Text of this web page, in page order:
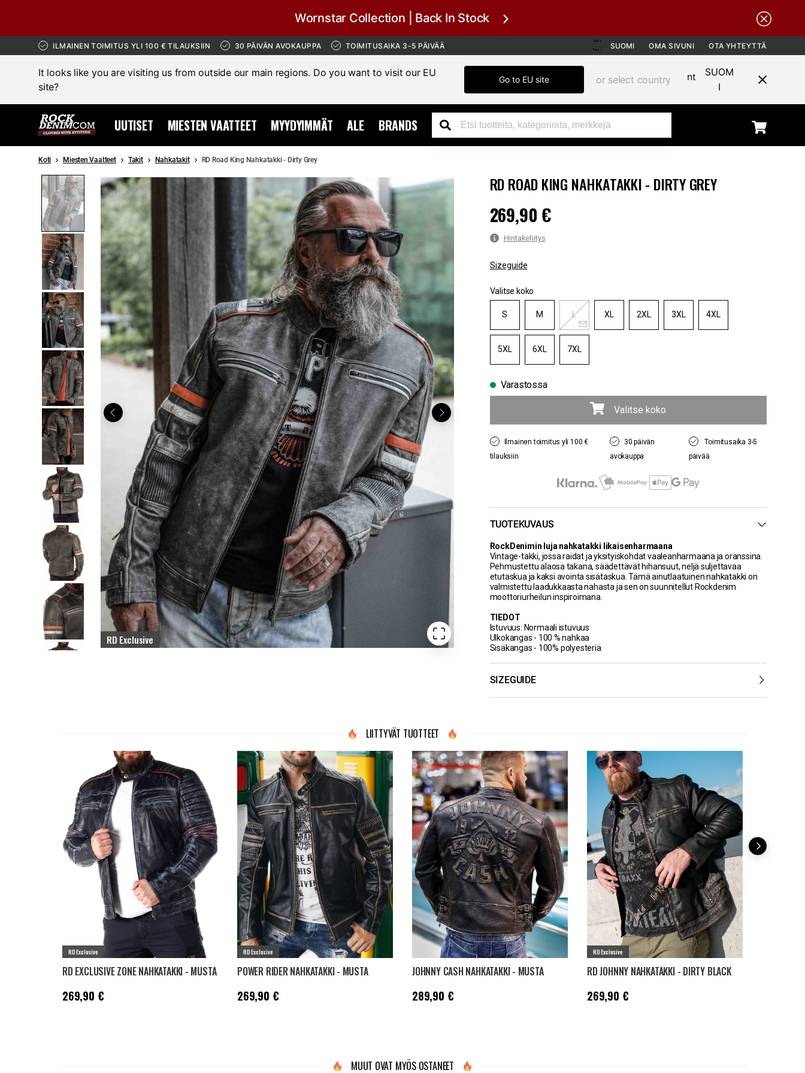
Wornstar Collection | Back In Stock
ILMAINEN TOIMITUS YLI 100 € TILAUKSIIN 30 PÄIVÄN AVOKAUPPA TOIMITUSAIKA 3-5 PÄIVÄÄ SUOMI OMA SIVUNI OTA YHTEYTTÄ
It looks like you are visiting us from outside our main regions. Do you want to visit our EU
site?
Go to EU site or select country
SUOM
I
UUTISET MIESTEN VAATTEET MYYDYIMMÄT ALE BRANDS
Koti Miesten Vaatteet Takit Nahkatakit RD Road King Nahkatakki - Dirty Grey
RD Exclusive RD Exclusive
RD ROAD KING NAHKATAKKI - DIRTY GREY
Hinta: 269,90 €
269,90 €
Hintakehitys
Sizeguide
Valitse koko
S M L XL 2XL 3XL 4XL
5XL 6XL 7XL
Varastossa
Valitse koko
Ilmainen toimitus yli 100 €
tilauksiin
30 päivän
avokauppa
Toimitusaika 3-5
päivää
TUOTEKUVAUS
RockDenimin luja nahkatakki likaisenharmaana
Vintage-takki, jossa raidat ja yksityiskohdat vaaleanharmaana ja oranssina.
Pehmustettu alaosa takana, säädettävät hihansuut, neljä suljettavaa
etutaskua ja kaksi avointa sisätaskua. Tämä ainutlaatuinen nahkatakki on
valmistettu laadukkaasta nahasta ja sen on suunnitellut Rockdenim
moottoriurheilun inspiroimana.
TIEDOT
Istuvuus: Normaali istuvuus
Ulkokangas - 100 % nahkaa
Sisäkangas - 100% polyesteriä
SIZEGUIDE
LIITTYVÄT TUOTTEET
RD Exclusive
RD EXCLUSIVE ZONE NAHKATAKKI - MUSTA
Hinta :269,90 €
269,90 €
RD Exclusive
POWER RIDER NAHKATAKKI - MUSTA
Hinta :269,90 €
269,90 €
JOHNNY CASH NAHKATAKKI - MUSTA
Hinta :289,90 €
289,90 €
RD Exclusive
RD JOHNNY NAHKATAKKI - DIRTY BLACK
Hinta :269,90 €
269,90 €
MUUT OVAT MYÖS OSTANEET